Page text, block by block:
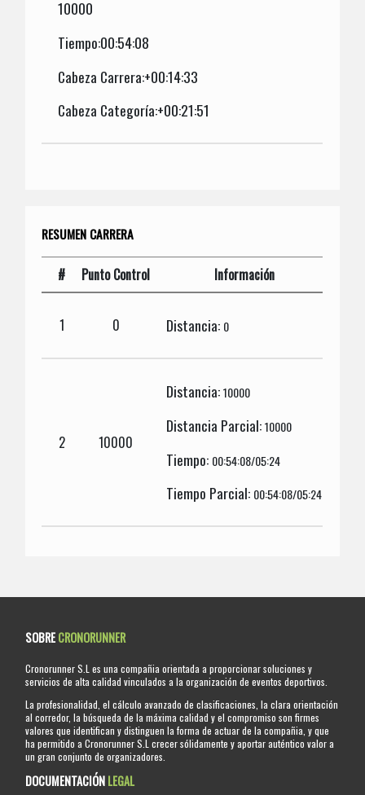
10000
Tiempo:00:54:08
Cabeza Carrera:+00:14:33
Cabeza Categoría:+00:21:51
RESUMEN CARRERA
# Punto Control Información
1 0 Distancia: 0
2 10000
Distancia:10000
Distancia Parcial:10000
Tiempo: 00:54:08/05:24
Tiempo Parcial: 00:54:08/05:24
SOBRECRONORUNNER
Cronorunner S.L es una compañia orientada a proporcionar soluciones y
servicios de alta calidad vinculados a la organización de eventos deportivos.
La profesionalidad, el cálculo avanzado de clasificaciones, la clara orientación
al corredor, la búsqueda de la máxima calidad y el compromiso son firmes
valores que identifican y distinguen la forma de actuar de la compañia, y que
ha permitido a Cronorunner S.L crecer sólidamente y aportar auténtico valor a
un gran conjunto de organizadores.
DOCUMENTACIÓNLEGAL